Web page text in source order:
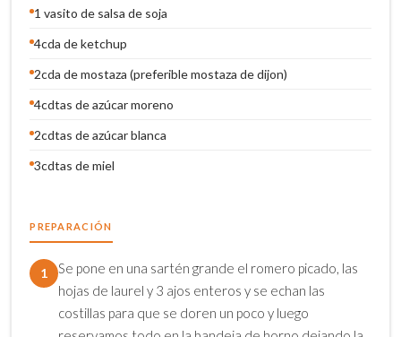
1 vasito de salsa de soja
4cda de ketchup
2cda de mostaza (preferible mostaza de dijon)
4cdtas de azúcar moreno
2cdtas de azúcar blanca
3cdtas de miel
PREPARACIÓN
1
Se pone en una sartén grande el romero picado, las
hojas de laurel y 3 ajos enteros y se echan las
costillas para que se doren un poco y luego